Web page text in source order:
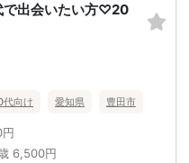
で出会いたい方♡20
代向け 愛知県 豊田市
6,500円